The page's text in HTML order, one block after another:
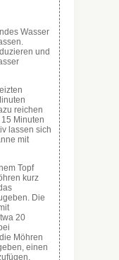
Wasser
und
reichen
Minuten
lassen sich
mit
Topf
kurz
Die
20
Möhren
einen